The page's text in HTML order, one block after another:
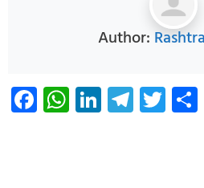
Author:
Facebook
WhatsApp
LinkedIn